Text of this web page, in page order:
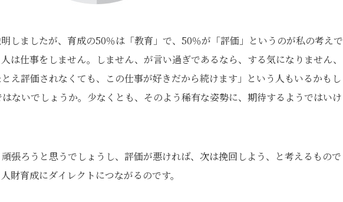
しましたが、育成の50％は「教育」で、50％が「評価」というのが私の考えで
は仕事をしません。しません、が言い過ぎであるなら、する気になりません、
え評価されなくても、この仕事が好きだから続けます」という人もいるかもし
ないでしょうか。少なくとも、そのよう稀有な姿勢に、期待するようではいけ
張ろうと思うでしょうし、評価が悪ければ、次は挽回しよう、と考えるもので
財育成にダイレクトにつながるのです。